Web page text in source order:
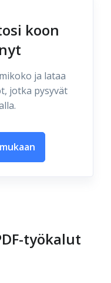
koon
ja lataa
jotka pysyvät
työkalut